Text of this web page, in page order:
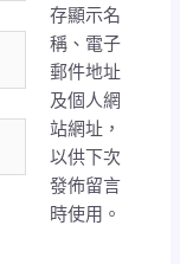
存顯示名
稱、電子
郵件地址
及個人網
站網址，
以供下次
發佈留言
時使用。